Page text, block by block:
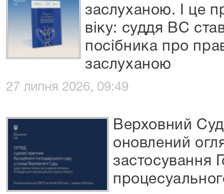
заслуханою. І це
віку: суддя ВС
посібника про
заслуханою
27 липня 2026, 09:49
Верховний
оновлений
застосування